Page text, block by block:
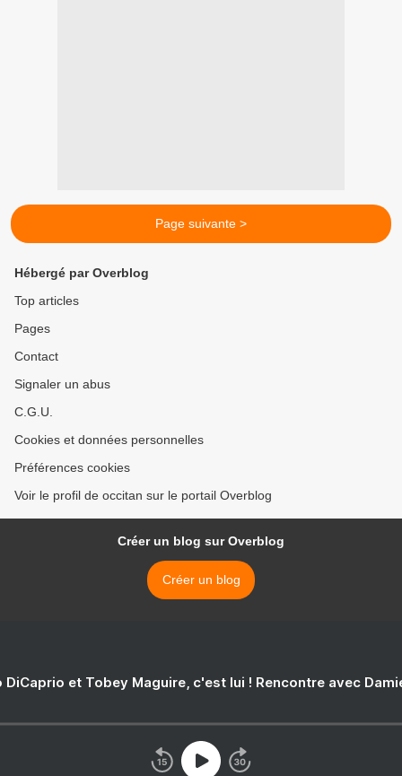
Page suivante >
Hébergé par Overblog
Top articles
Pages
Contact
Signaler un abus
C.G.U.
Cookies et données personnelles
Préférences cookies
Voir le profil de occitan sur le portail Overblog
Créer un blog sur Overblog
Créer un blog
DiCaprio et Tobey Maguire, c'est lui ! Rencontre avec